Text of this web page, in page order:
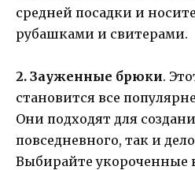
средней посадки и
рубашками и свитерами.
2. Зауженные брюки.
становится все
Они подходят для
повседневного, так и
Выбирайте укороченные